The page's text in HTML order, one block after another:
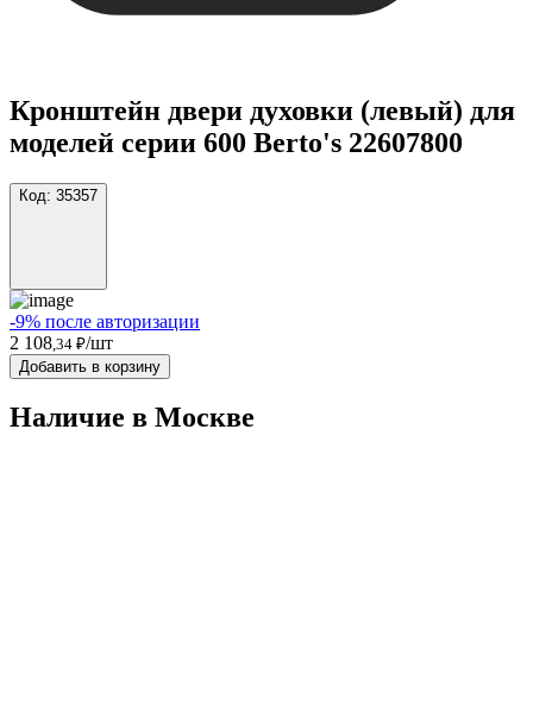
Кронштейн двери духовки (левый) для
моделей серии 600 Berto's 22607800
Код: 35357
-9% после авторизации
2 108 ,34 ₽/шт
Добавить в корзину
Наличие в Москвe